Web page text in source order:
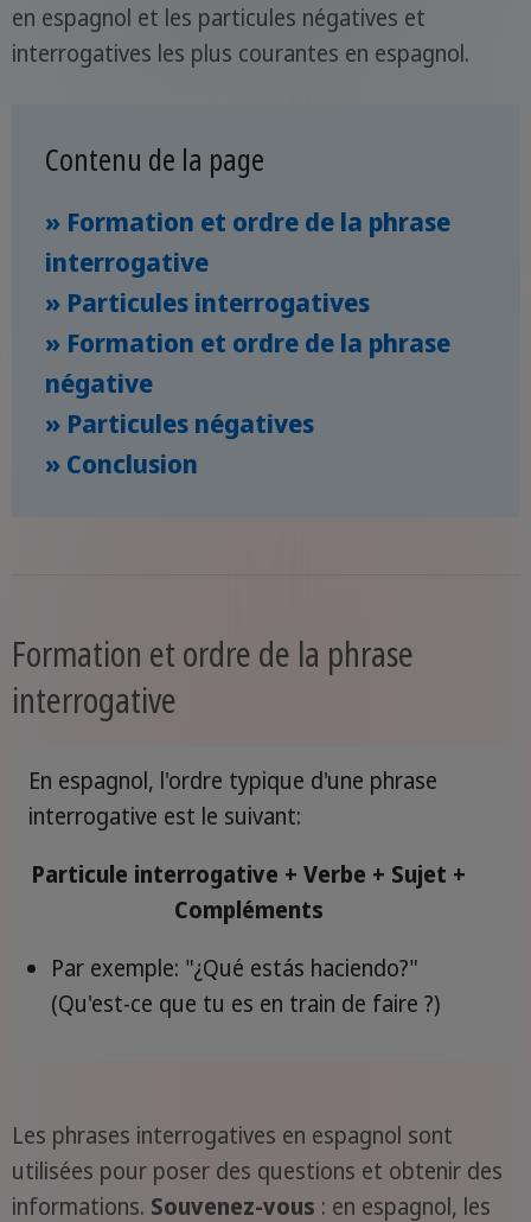
en espagnol et les particules négatives et
interrogatives les plus courantes en espagnol.
Contenu de la page
» Formation et ordre de la phrase
interrogative
» Particules interrogatives
» Formation et ordre de la phrase
négative
» Particules négatives
» Conclusion
Formation et ordre de la phrase
interrogative
En espagnol, l'ordre typique d'une phrase
interrogative est le suivant:
Particule interrogative + Verbe + Sujet +
Compléments
Par exemple: "¿Qué estás haciendo?"
(Qu'est-ce que tu es en train de faire ?)
Les phrases interrogatives en espagnol sont
utilisées pour poser des questions et obtenir des
informations. Souvenez-vous : en espagnol, les